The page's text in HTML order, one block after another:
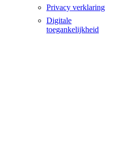
Privacy verklaring
Digitale
toegankelijkheid